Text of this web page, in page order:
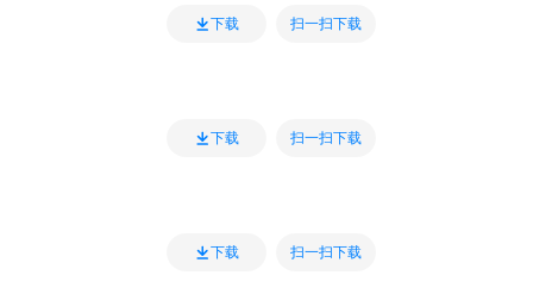
下载 扫一扫下载
下载 扫一扫下载
下载 扫一扫下载